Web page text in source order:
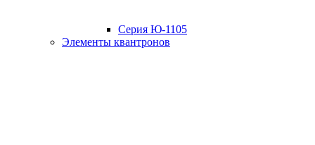
Серия Ю-1105
Элементы квантронов